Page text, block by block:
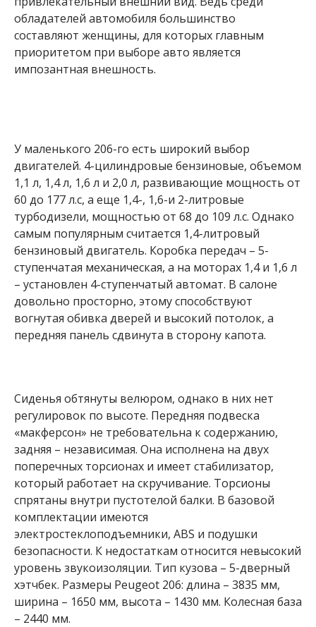
обладателей автомобиля большинство
составляют женщины, для которых главным
приоритетом при выборе авто является
импозантная внешность.
У маленького 206-го есть широкий выбор
двигателей. 4-цилиндровые бензиновые, объемом
1,1 л, 1,4 л, 1,6 л и 2,0 л, развивающие мощность от
60 до 177 л.с, а еще 1,4-, 1,6-и 2-литровые
турбодизели, мощностью от 68 до 109 л.с. Однако
самым популярным считается 1,4-литровый
бензиновый двигатель. Коробка передач – 5-
ступенчатая механическая, а на моторах 1,4 и 1,6 л
– установлен 4-ступенчатый автомат. В салоне
довольно просторно, этому способствуют
вогнутая обивка дверей и высокий потолок, а
передняя панель сдвинута в сторону капота.
Сиденья обтянуты велюром, однако в них нет
регулировок по высоте. Передняя подвеска
«макферсон» не требовательна к содержанию,
задняя – независимая. Она исполнена на двух
поперечных торсионах и имеет стабилизатор,
который работает на скручивание. Торсионы
спрятаны внутри пустотелой балки. В базовой
комплектации имеются
электростеклоподъемники, ABS и подушки
безопасности. К недостаткам относится невысокий
уровень звукоизоляции. Тип кузова – 5-дверный
хэтчбек. Размеры Peugeot 206: длина – 3835 мм,
ширина – 1650 мм, высота – 1430 мм. Колесная база
– 2440 мм.